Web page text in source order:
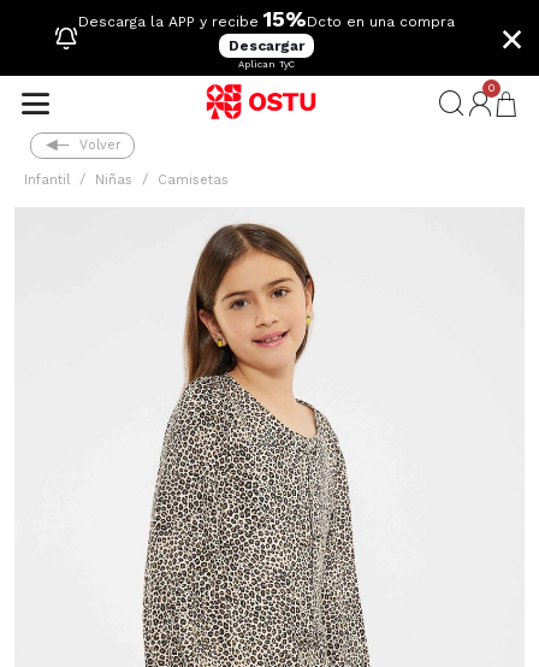
Descarga la APP y recibe 15%Dcto en una compra
Descargar
Aplican TyC
×
0
Volver
Infantil Niñas Camisetas